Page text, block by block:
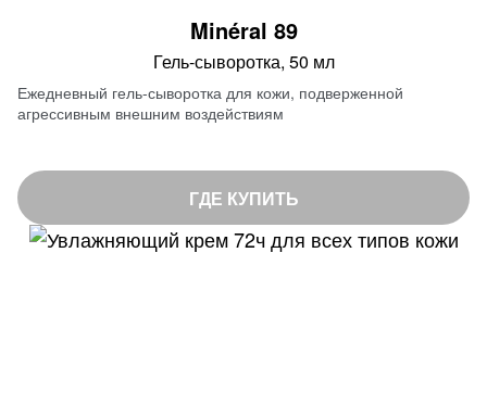
Minéral 89
Гель-сыворотка, 50 мл
Ежедневный гель-сыворотка для кожи, подверженной
агрессивным внешним воздействиям
ГДЕ КУПИТЬ